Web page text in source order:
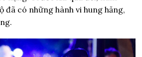
đã có những hành vi hung hăng,